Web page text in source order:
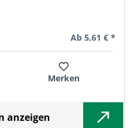
Regulärer Preis:
Ab 5,61 € *
Merken
anzeigen